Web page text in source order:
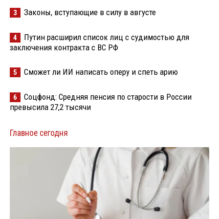
3 Законы, вступающие в силу в августе
4
Путин расширил список лиц с судимостью для
заключения контракта с ВС РФ
5 Сможет ли ИИ написать оперу и спеть арию
6
Соцфонд: Средняя пенсия по старости в России
превысила 27,2 тысячи
Главное сегодня